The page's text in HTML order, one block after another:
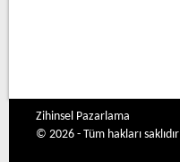
Zihinsel Pazarlama
© 2026 - Tüm hakları saklıdır